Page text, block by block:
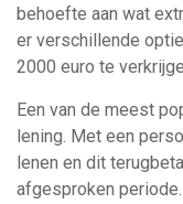
behoefte aan wat
er verschillende
2000 euro te
Een van de meest
lening. Met een
lenen en dit
afgesproken